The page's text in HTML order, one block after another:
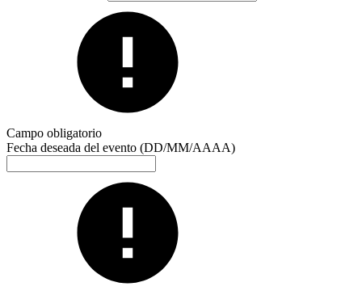
Campo obligatorio
Fecha deseada del evento (DD/MM/AAAA)